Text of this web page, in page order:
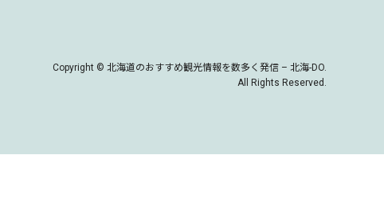
Copyright © 北海道のおすすめ観光情報を数多く発信 – 北海-DO.
All Rights Reserved.